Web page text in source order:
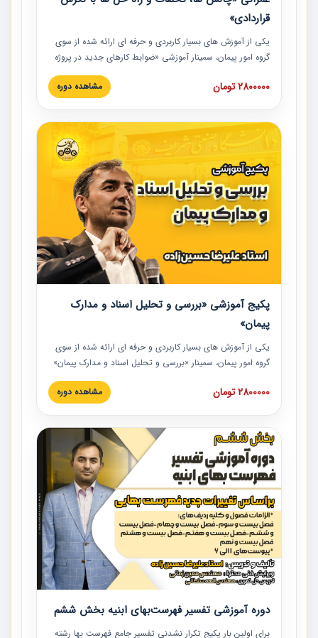
قراردادی»
یکی از آموزش‏‏‏‏‏‏ های بسیار کاربردی و حرفه‏ ای ارائه شده از سوی
گروه امور پیمان، سمینار آموزشی «ضوابط کارهای جدید در پروژه
های عمرانی» چالش ها، تخلفات و راه حل ها با نگرش قراردادی
است که در محل سندیکای شرکت های ساختمانی کشور ارائه شد.
مدارک پیمان به همراه تجربیات عملی ارائه شده است.
2800000 تومان مشاهده دوره
پکیج آموزشی «بررسی و تحلیل اسناد و مدارک
پیمان»
یکی از آموزش‏‏‏‏‏‏ های بسیار کاربردی و حرفه‏ ای ارائه شده از سوی
گروه امور پیمان، سمینار «بررسی و تحلیل اسناد و مدارک پیمان»
است که در دانشگاه صنعتی شریف ارائه شد. در این آموزش
نکات کلیدی مربوط به اسناد و مدارک پیمان، اولویت بندی اسناد
پیمان به همراه تجربیات عملی در این خصوص ارائه شده است.
2800000 تومان مشاهده دوره
دوره آموزشی تفسیر فهرست‌بهای ابنیه بخش ششم
برای اولین بار پکیج تکرار نشدنی تفسیر جامع فهرست بها رشته